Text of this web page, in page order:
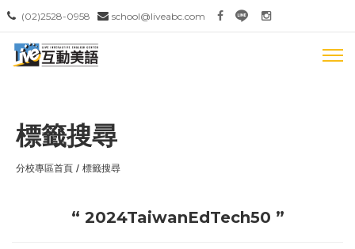
(02)2528-0958 school@liveabc.com
標籤搜尋
分校專區首頁 標籤搜尋
“ 2024TaiwanEdTech50 ”